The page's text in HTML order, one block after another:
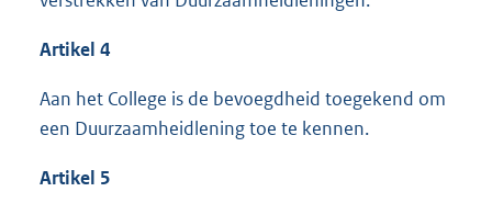
Artikel 4
Aan het College is de bevoegdheid toegekend om
een Duurzaamheidlening toe te kennen.
Artikel 5